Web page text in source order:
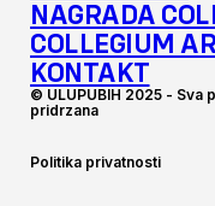
NAGRADA
COLLEGIUM
KONTAKT
© ULUPUBIH 2025 - Sva p
pridrzana
Politika privatnosti